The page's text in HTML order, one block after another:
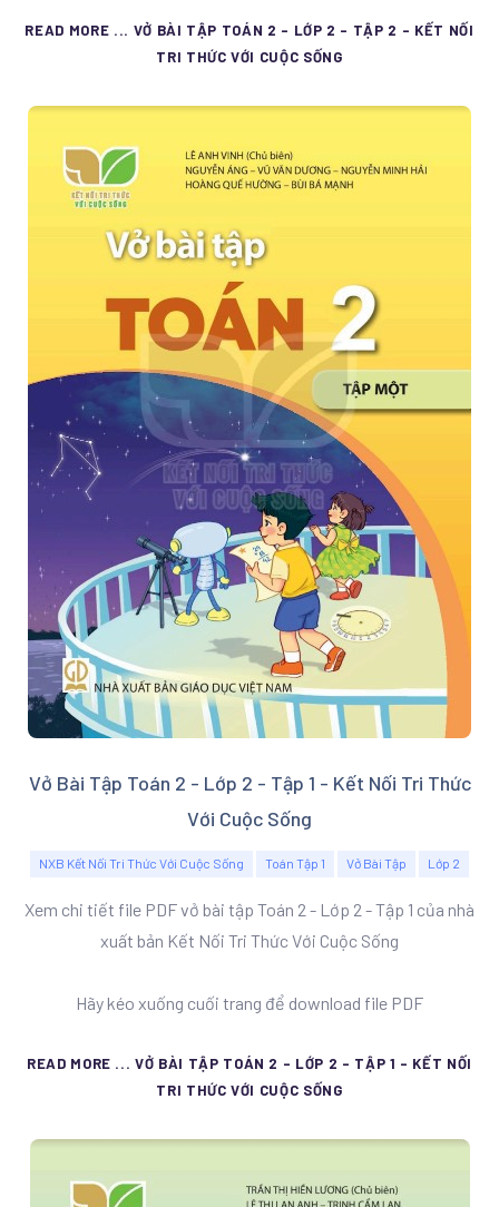
READ MORE ... VỞ BÀI TẬP TOÁN 2 - LỚP 2 - TẬP 2 - KẾT NỐI
TRI THỨC VỚI CUỘC SỐNG
Vở Bài Tập Toán 2 - Lớp 2 - Tập 1 - Kết Nối Tri Thức
Với Cuộc Sống
NXB Kết Nối Tri Thức Với Cuộc Sống Toán Tập 1 Vở Bài Tập Lớp 2
Xem chi tiết file PDF vở bài tập Toán 2 - Lớp 2 - Tập 1 của nhà
xuất bản Kết Nối Tri Thức Với Cuộc Sống
Hãy kéo xuống cuối trang để download file PDF
READ MORE ... VỞ BÀI TẬP TOÁN 2 - LỚP 2 - TẬP 1 - KẾT NỐI
TRI THỨC VỚI CUỘC SỐNG